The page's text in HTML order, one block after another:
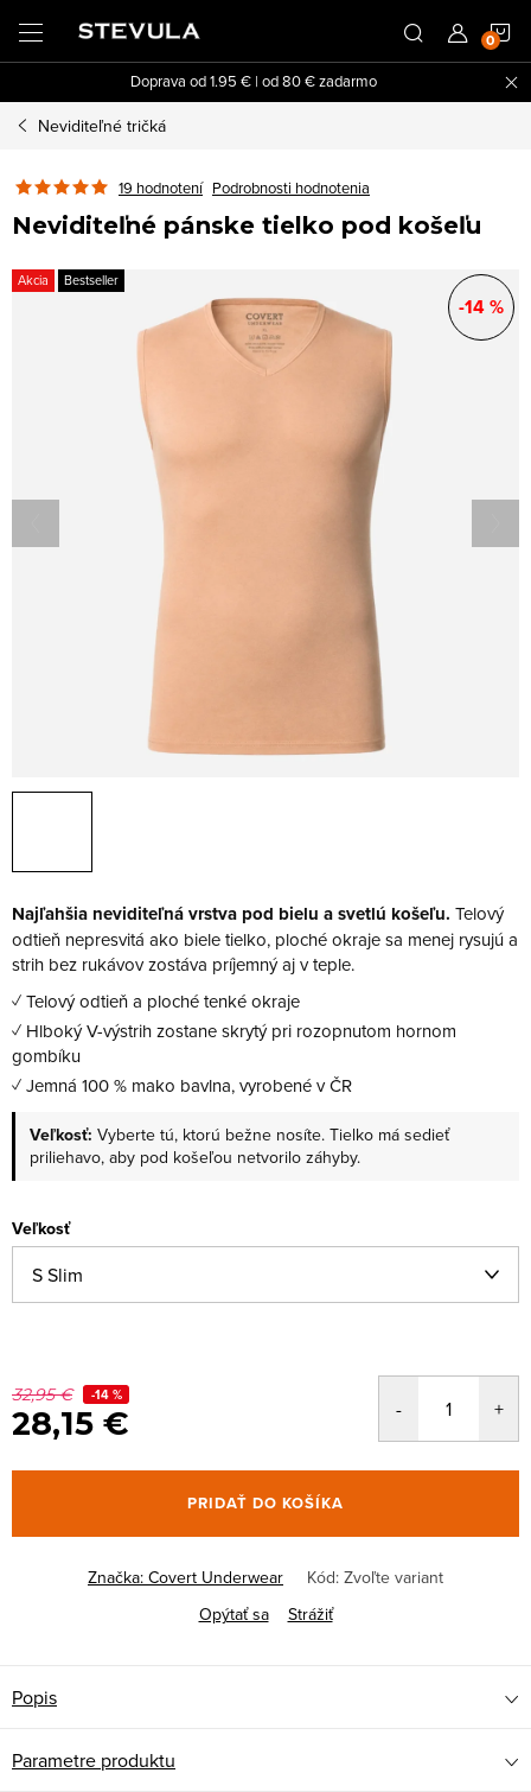
obsah
Doprava od 1.95 € | od 80 € zadarmo
Neviditeľné tričká
19 hodnotení Podrobnosti hodnotenia
Neviditeľné pánske tielko pod košeľu
Akcia Bestseller
-14 %
Najľahšia neviditeľná vrstva pod bielu a svetlú košeľu. Telový
odtieň nepresvitá ako biele tielko, ploché okraje sa menej rysujú a
strih bez rukávov zostáva príjemný aj v teple.
✓ Telový odtieň a ploché tenké okraje
✓ Hlboký V-výstrih zostane skrytý pri rozopnutom hornom
gombíku
✓ Jemná 100 % mako bavlna, vyrobené v ČR
Veľkosť: Vyberte tú, ktorú bežne nosíte. Tielko má sedieť
priliehavo, aby pod košeľou netvorilo záhyby.
Veľkosť
32,95 € -14 %
28,15 €
PRIDAŤ DO KOŠÍKA
Značka: Covert Underwear Kód: Zvoľte variant
Opýtať sa
Strážiť
Popis
Parametre produktu